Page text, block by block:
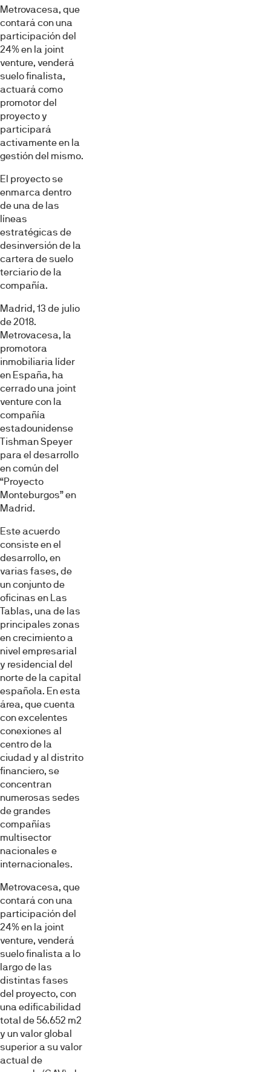
Metrovacesa, que
contará con una
participación del
24% en la joint
venture, venderá
suelo finalista,
actuará como
promotor del
proyecto y
participará
activamente en la
gestión del mismo.
El proyecto se
enmarca dentro
de una de las
líneas
estratégicas de
desinversión de la
cartera de suelo
terciario de la
compañía.
Madrid, 13 de julio
de 2018.
Metrovacesa, la
promotora
inmobiliaria líder
en España, ha
cerrado una joint
venture con la
compañía
estadounidense
Tishman Speyer
para el desarrollo
en común del
“Proyecto
Monteburgos” en
Madrid.
Este acuerdo
consiste en el
desarrollo, en
varias fases, de
un conjunto de
oficinas en Las
Tablas, una de las
principales zonas
en crecimiento a
nivel empresarial
y residencial del
norte de la capital
española. En esta
área, que cuenta
con excelentes
conexiones al
centro de la
ciudad y al distrito
financiero, se
concentran
numerosas sedes
de grandes
compañías
multisector
nacionales e
internacionales.
Metrovacesa, que
contará con una
participación del
24% en la joint
venture, venderá
suelo finalista a lo
largo de las
distintas fases
del proyecto, con
una edificabilidad
total de 56.652 m2
y un valor global
superior a su valor
actual de